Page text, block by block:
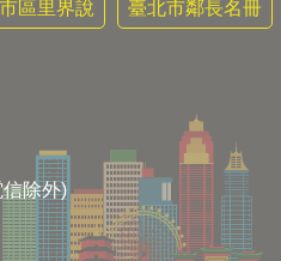
區里界說 臺北市鄰長名冊
除外)